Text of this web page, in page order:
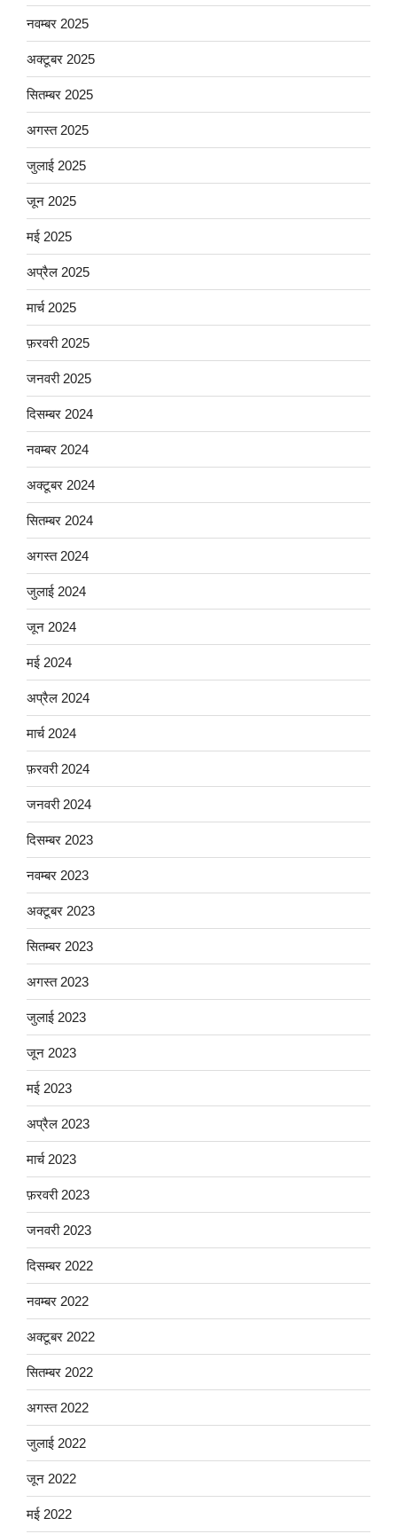
नवम्बर 2025
अक्टूबर 2025
सितम्बर 2025
अगस्त 2025
जुलाई 2025
जून 2025
मई 2025
अप्रैल 2025
मार्च 2025
फ़रवरी 2025
जनवरी 2025
दिसम्बर 2024
नवम्बर 2024
अक्टूबर 2024
सितम्बर 2024
अगस्त 2024
जुलाई 2024
जून 2024
मई 2024
अप्रैल 2024
मार्च 2024
फ़रवरी 2024
जनवरी 2024
दिसम्बर 2023
नवम्बर 2023
अक्टूबर 2023
सितम्बर 2023
अगस्त 2023
जुलाई 2023
जून 2023
मई 2023
अप्रैल 2023
मार्च 2023
फ़रवरी 2023
जनवरी 2023
दिसम्बर 2022
नवम्बर 2022
अक्टूबर 2022
सितम्बर 2022
अगस्त 2022
जुलाई 2022
जून 2022
मई 2022